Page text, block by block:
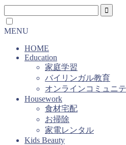
MENU
HOME
Education
家庭学習
バイリンガル教育
オンラインコミュニ
Housework
食材宅配
お掃除
家電レンタル
Kids Beauty